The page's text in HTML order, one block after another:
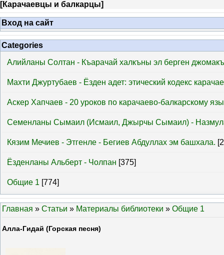
[Карачаевцы и балкарцы]
Вход на сайт
Categories
Алийланы Солтан - Къарачай халкъны эл берген
Махти Джуртубаев - Ёзден адет: этический кодекс
Аскер Хапчаев - 20 уроков по карачаево-балкарскому
Семенланы Сымаил (Исмаил, Джырчы Сымаил) -
Кязим Мечиев - Этгенле - Бегиев Абдуллах эм башхала.
Ёзденланы Альберт - Чолпан [375]
Общие 1 [774]
Главная » Статьи » Материалы библиотеки » Общие 1
Алла-Гидай (Горская песня)